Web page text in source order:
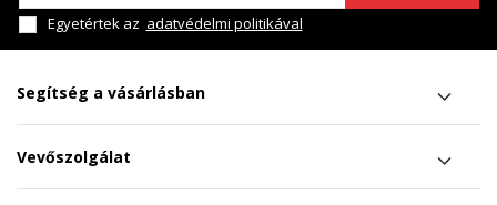
Egyetértek az adatvédelmi politikával
Segítség a vásárlásban
Vevőszolgálat